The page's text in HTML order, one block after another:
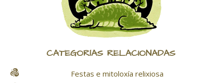
CATEGORÍAS RELACIONADAS
Festas e mitoloxía relixiosa